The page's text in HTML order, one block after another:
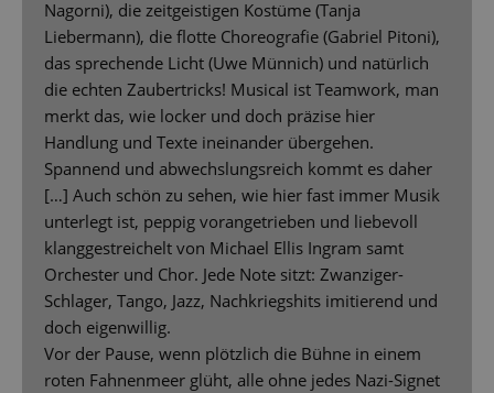
Nagorni), die zeitgeistigen Kostüme (Tanja
Liebermann), die flotte Choreografie (Gabriel Pitoni),
das sprechende Licht (Uwe Münnich) und natürlich
die echten Zaubertricks! Musical ist Teamwork, man
merkt das, wie locker und doch präzise hier
Handlung und Texte ineinander übergehen.
Spannend und abwechslungsreich kommt es daher
[…] Auch schön zu sehen, wie hier fast immer Musik
unterlegt ist, peppig vorangetrieben und liebevoll
klanggestreichelt von Michael Ellis Ingram samt
Orchester und Chor. Jede Note sitzt: Zwanziger-
Schlager, Tango, Jazz, Nachkriegshits imitierend und
doch eigenwillig.
Vor der Pause, wenn plötzlich die Bühne in einem
roten Fahnenmeer glüht, alle ohne jedes Nazi-Signet